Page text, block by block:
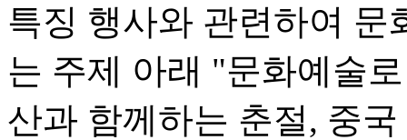
특징 행사와 관련하여
는 주제 아래 "문화예술
산과 함께하는 춘절, 중